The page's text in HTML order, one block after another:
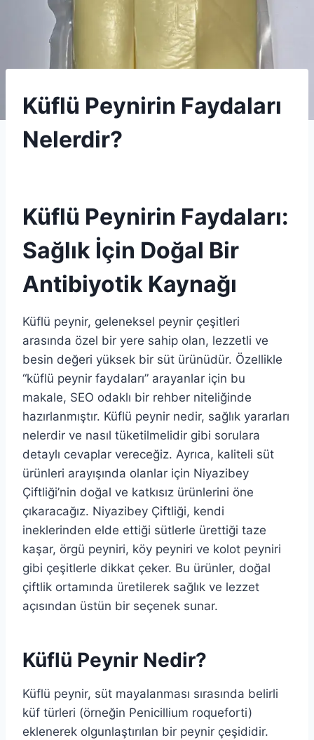
SPECIALTY
CHEESE
Küflü Peynirin Faydaları
Nelerdir?
Küflü Peynirin Faydaları:
Sağlık İçin Doğal Bir
Antibiyotik Kaynağı
Küflü peynir, geleneksel peynir çeşitleri
arasında özel bir yere sahip olan, lezzetli ve
besin değeri yüksek bir süt ürünüdür. Özellikle
“küflü peynir faydaları” arayanlar için bu
makale, SEO odaklı bir rehber niteliğinde
hazırlanmıştır. Küflü peynir nedir, sağlık yararları
nelerdir ve nasıl tüketilmelidir gibi sorulara
detaylı cevaplar vereceğiz. Ayrıca, kaliteli süt
ürünleri arayışında olanlar için Niyazibey
Çiftliği’nin doğal ve katkısız ürünlerini öne
çıkaracağız. Niyazibey Çiftliği, kendi
ineklerinden elde ettiği sütlerle ürettiği taze
kaşar, örgü peyniri, köy peyniri ve kolot peyniri
gibi çeşitlerle dikkat çeker. Bu ürünler, doğal
çiftlik ortamında üretilerek sağlık ve lezzet
açısından üstün bir seçenek sunar.
Küflü Peynir Nedir?
Küflü peynir, süt mayalanması sırasında belirli
küf türleri (örneğin Penicillium roqueforti)
eklenerek olgunlaştırılan bir peynir çeşididir.